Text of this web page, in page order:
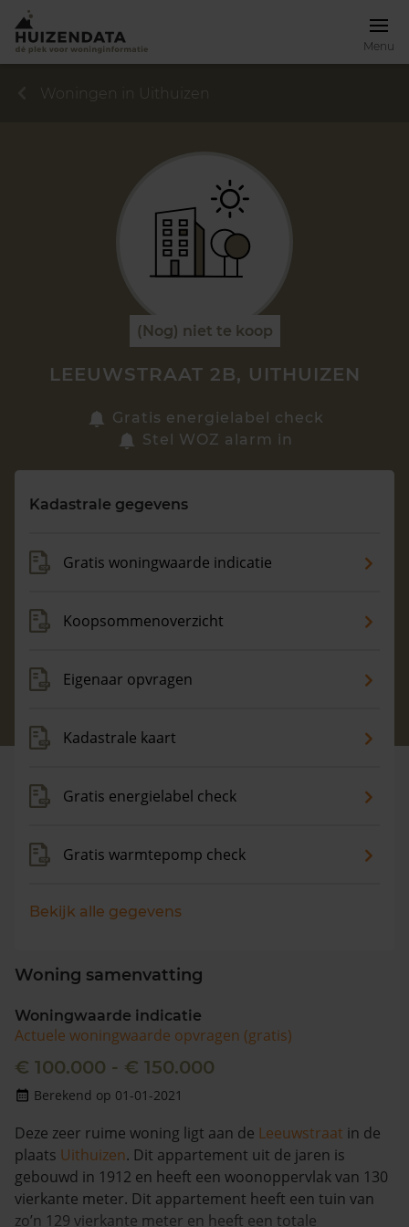
Menu
Zoek een woning
Maandag t/m vrijdag - 08:00 -18:00
Woningen in Uithuizen
(Nog) niet te koop
LEEUWSTRAAT 2B, UITHUIZEN
Gratis energielabel check
Stel WOZ alarm in
Kadastrale gegevens
Gratis woningwaarde indicatie
Koopsommenoverzicht
Eigenaar opvragen
Kadastrale kaart
Gratis energielabel check
Gratis warmtepomp check
Bekijk alle gegevens
Woning samenvatting
Woningwaarde indicatie
Actuele woningwaarde opvragen (gratis)
€ 100.000 - € 150.000
Berekend op 01-01-2021
Deze zeer ruime woning ligt aan de Leeuwstraat in de
plaats Uithuizen. Dit appartement uit de jaren is
gebouwd in 1912 en heeft een woonoppervlak van 130
vierkante meter. Dit appartement heeft een tuin van
zo’n 129 vierkante meter en heeft een totale